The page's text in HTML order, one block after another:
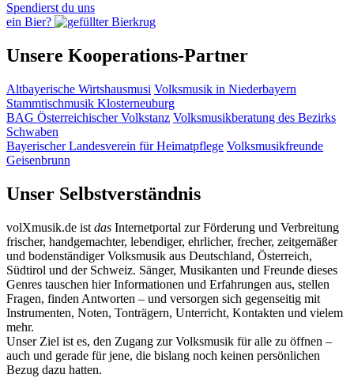
Spendierst du uns
ein Bier?
Unsere Kooperations-Partner
Altbayerische Wirtshausmusi Volksmusik in Niederbayern
Stammtischmusik Klosterneuburg
BAG Österreichischer Volkstanz Volksmusikberatung des Bezirks
Schwaben
Bayerischer Landesverein für Heimatpflege Volksmusikfreunde
Geisenbrunn
Unser Selbstverständnis
volXmusik.de ist das Internetportal zur Förderung und Verbreitung
frischer, handgemachter, lebendiger, ehrlicher, frecher, zeitgemäßer
und bodenständiger Volksmusik aus Deutschland, Österreich,
Südtirol und der Schweiz. Sänger, Musikanten und Freunde dieses
Genres tauschen hier Informationen und Erfahrungen aus, stellen
Fragen, finden Antworten – und versorgen sich gegenseitig mit
Instrumenten, Noten, Tonträgern, Unterricht, Kontakten und vielem
mehr.
Unser Ziel ist es, den Zugang zur Volksmusik für alle zu öffnen –
auch und gerade für jene, die bislang noch keinen persönlichen
Bezug dazu hatten.